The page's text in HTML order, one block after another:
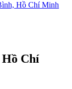
Hồ Chí Minh
Hồ Chí